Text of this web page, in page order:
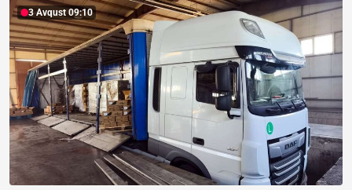
3 Avqust 09:10